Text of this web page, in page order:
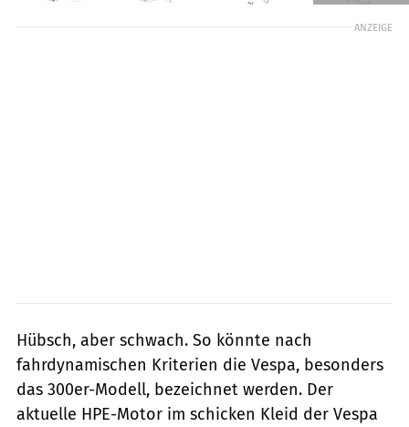
ANZEIGE
Hübsch, aber schwach. So könnte nach
fahrdynamischen Kriterien die Vespa, besonders
das 300er-Modell, bezeichnet werden. Der
aktuelle HPE-Motor im schicken Kleid der Vespa